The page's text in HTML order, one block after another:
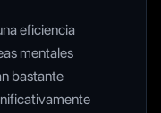
eficiencia
mentales
bastante